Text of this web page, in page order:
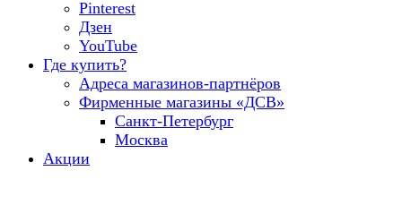
Pinterest
Дзен
YouTube
Где купить?
Адреса магазинов-партнёров
Фирменные магазины «ДСВ»
Санкт-Петербург
Москва
Акции